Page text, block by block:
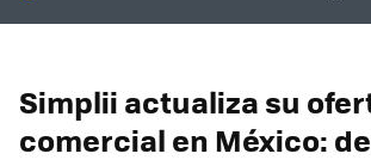
Simplii actualiza su
comercial en México: